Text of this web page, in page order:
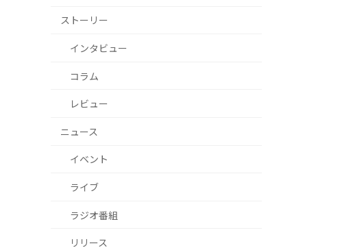
ストーリー
インタビュー
コラム
レビュー
ニュース
イベント
ライブ
ラジオ番組
リリース